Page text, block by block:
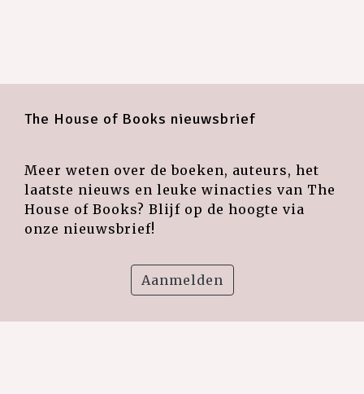
The House of Books nieuwsbrief
Meer weten over de boeken, auteurs, het
laatste nieuws en leuke winacties van The
House of Books? Blijf op de hoogte via
onze nieuwsbrief!
Aanmelden